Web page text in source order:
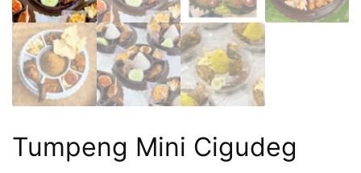
Tumpeng Mini Cigudeg